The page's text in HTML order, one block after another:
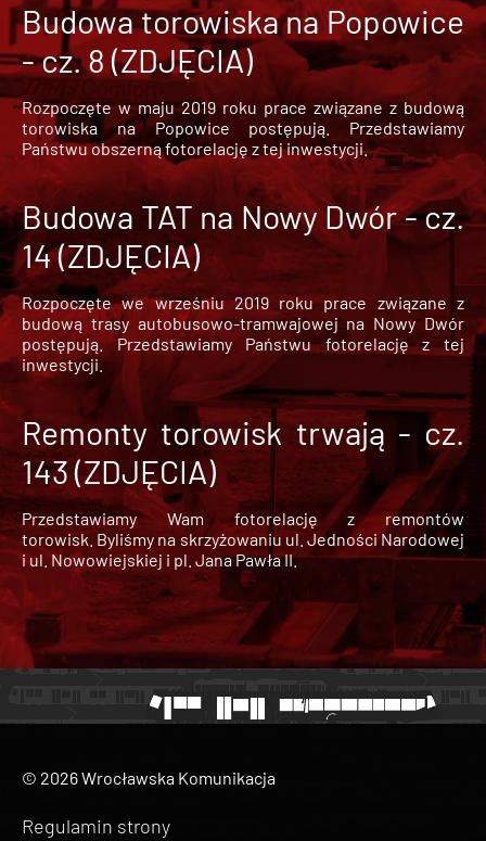
Budowa torowiska na Popowice
- cz. 8 (ZDJĘCIA)
Rozpoczęte w maju 2019 roku prace związane z budową
torowiska na Popowice
postępują. Przedstawiamy
Państwu obszerną fotorelację z tej inwestycji.
Budowa TAT na Nowy Dwór - cz.
14 (ZDJĘCIA)
Rozpoczęte we wrześniu 2019 roku prace związane z
budową trasy autobusowo-tramwajowej na Nowy Dwór
postępują. Przedstawiamy Państwu fotorelację z tej
inwestycji.
Remonty torowisk trwają - cz.
143 (ZDJĘCIA)
Przedstawiamy Wam fotorelację z remontów
torowisk. Byliśmy na skrzyżowaniu ul. Jedności Narodowej
i ul. Nowowiejskiej i pl. Jana Pawła II.
© 2026 Wrocławska Komunikacja
Regulamin strony